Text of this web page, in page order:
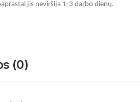
jis neviršija 1-3 darbo dienų.
(0)